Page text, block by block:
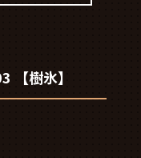
【樹氷】